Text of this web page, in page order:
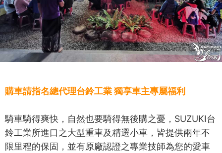
購車請指名總代理台鈴工業 獨享車主專屬福利
騎車騎得爽快，自然也要騎得無後購之憂，SUZUKI台
鈴工業所進口之大型重車及精選小車，皆提供兩年不
限里程的保固，並有原廠認證之專業技師為您的愛車